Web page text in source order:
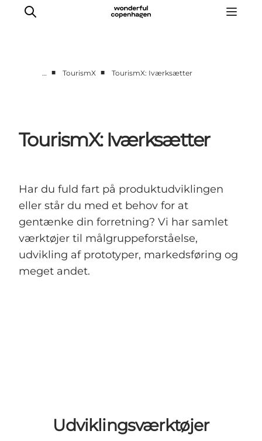
Turismeviden
Om Wonderful Copenhagen
… ■ TourismX ■ TourismX: Iværksætter
TourismX: Iværksætter
Har du fuld fart på produktudviklingen
eller står du med et behov for at
gentænke din forretning? Vi har samlet
værktøjer til målgruppeforståelse,
udvikling af prototyper, markedsføring og
meget andet.
Udviklingsværktøjer